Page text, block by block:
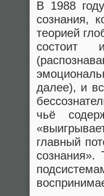
В 1988
сознания,
теорией
состоит
далее), и
чьё
главный